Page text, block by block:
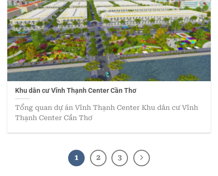
Khu dân cư Vĩnh Thạnh Center Cần Thơ
Tổng quan dự án Vĩnh Thạnh Center Khu dân cư Vĩnh
Thạnh Center Cần Thơ
1 2 3